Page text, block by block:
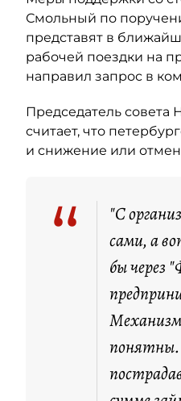
Смольный по
представят в
рабочей поездки на
направил запрос в
Председатель
считает, что
и снижение или
“
"С
сами, а
бы через
понятны.